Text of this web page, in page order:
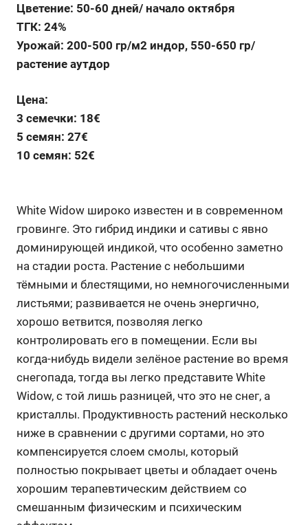
Цветение: 50-60 дней/ начало октября
ТГК: 24%
Урожай: 200-500 гр/м2 индор, 550-650 гр/
растение аутдор
Цена:
3 семечки: 18€
5 семян: 27€
10 семян: 52€
White Widow широко известен и в современном
гровинге. Это гибрид индики и сативы с явно
доминирующей индикой, что особенно заметно
на стадии роста. Растение с небольшими
тёмными и блестящими, но немногочисленными
листьями; развивается не очень энергично,
хорошо ветвится, позволяя легко
контролировать его в помещении. Если вы
когда-нибудь видели зелёное растение во время
снегопада, тогда вы легко представите White
Widow, с той лишь разницей, что это не снег, а
кристаллы. Продуктивность растений несколько
ниже в сравнении с другими сортами, но это
компенсируется слоем смолы, который
полностью покрывает цветы и обладает очень
хорошим терапевтическим действием со
смешанным физическим и психическим